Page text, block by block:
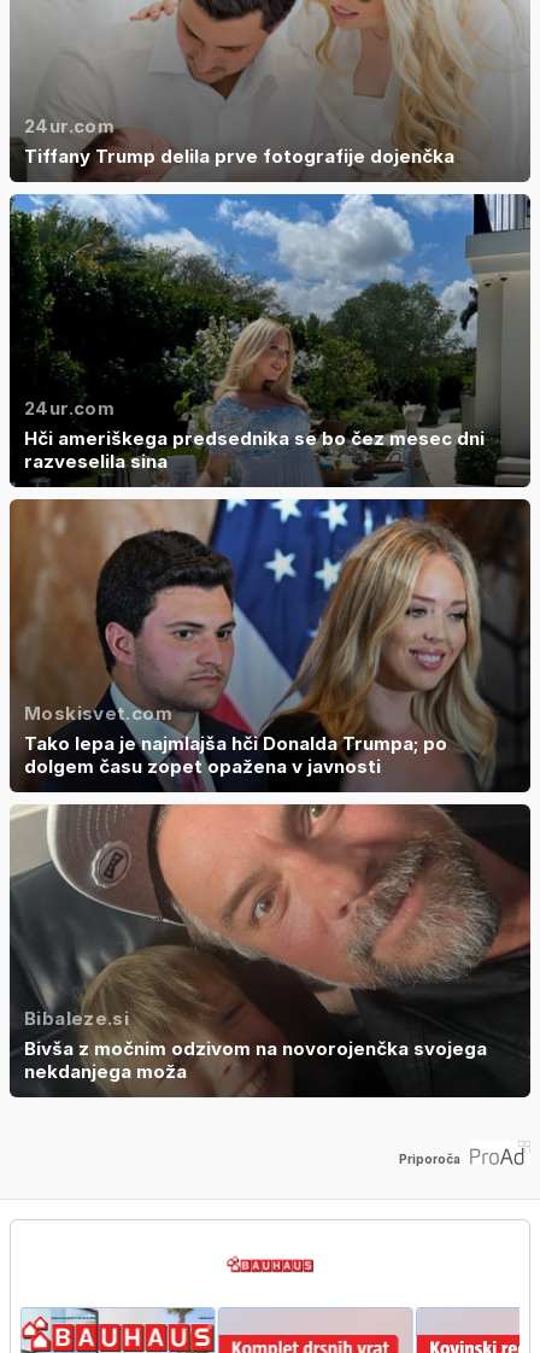
24ur.com
Tiffany Trump delila prve fotografije dojenčka
24ur.com
Hči ameriškega predsednika se bo čez mesec dni
razveselila sina
Moskisvet.com
Tako lepa je najmlajša hči Donalda Trumpa; po
dolgem času zopet opažena v javnosti
Bibaleze.si
Bivša z močnim odzivom na novorojenčka svojega
nekdanjega moža
Priporoča